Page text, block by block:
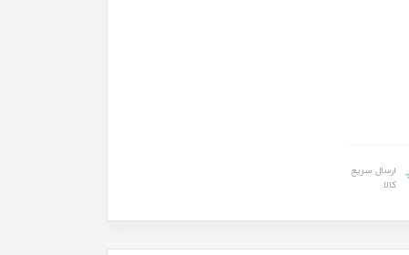
ارسال سریع
کالا